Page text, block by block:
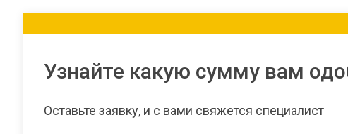
Узнайте какую сумму вам
Оставьте заявку, и с вами свяжется специалист